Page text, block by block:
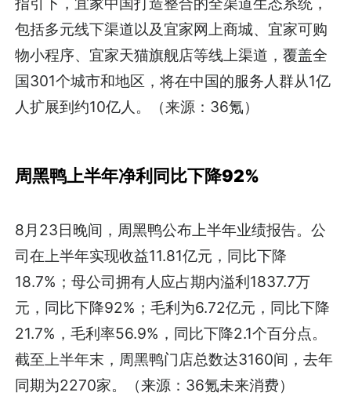
包括多元线下渠道以及宜家网上商城、宜家可购
物小程序、宜家天猫旗舰店等线上渠道，覆盖全
国301个城市和地区，将在中国的服务人群从1亿
人扩展到约10亿人。（来源：36氪）
周黑鸭上半年净利同比下降92%
8月23日晚间，周黑鸭公布上半年业绩报告。公
司在上半年实现收益11.81亿元，同比下降
18.7%；母公司拥有人应占期内溢利1837.7万
元，同比下降92%；毛利为6.72亿元，同比下降
21.7%，毛利率56.9%，同比下降2.1个百分点。
截至上半年末，周黑鸭门店总数达3160间，去年
同期为2270家。（来源：36氪未来消费）